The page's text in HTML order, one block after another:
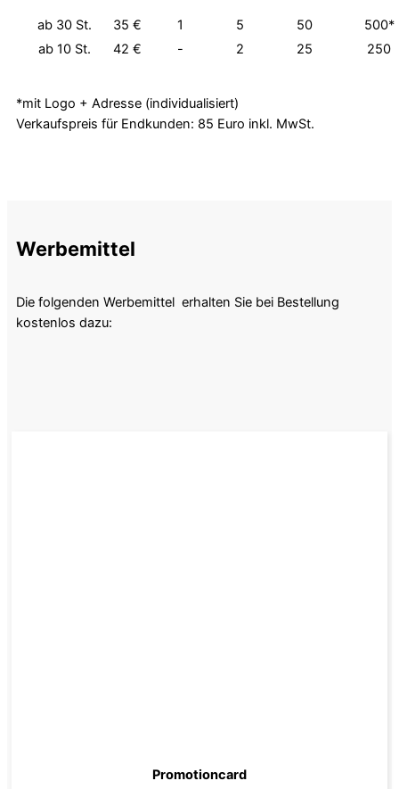
ab 30 St. 35 € 1 5 50
500*
ab 10 St.
42 € - 2 25 250
*mit Logo + Adresse (individualisiert)
Verkaufspreis für Endkunden: 85 Euro inkl. MwSt.
Werbemittel
Die folgenden Werbemittel erhalten Sie bei Bestellung
kostenlos dazu:
Promotioncard